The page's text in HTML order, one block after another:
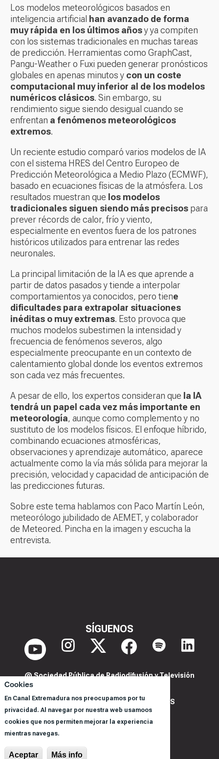
Cookies
En Canal Extremadura nos preocupamos por tu
privacidad. Al navegar por nuestra web usamoos
cookies que nos permiten mejorar la experiencia
mientras navegas.
Aceptar Más info
Los modelos meteorológicos basados en
inteligencia artificial han avanzado de forma
muy rápida en los últimos añosy ya compiten
con los sistemas tradicionales en muchas tareas
de predicción. Herramientas como GraphCast,
Pangu-Weather o Fuxi pueden generar pronósticos
globales en apenas minutos y con un coste
computacional muy inferior al de los modelos
numéricos clásicos. Sin embargo, su
rendimiento sigue siendo desigual cuando se
enfrentan a fenómenos meteorológicos
extremos.
Un reciente estudio comparó varios modelos de IA
con el sistema HRES del Centro Europeo de
Predicción Meteorológica a Medio Plazo (ECMWF),
basado en ecuaciones físicas de la atmósfera. Los
resultados muestran que los modelos
tradicionales siguen siendo más precisos para
prever récords de calor, frío y viento,
especialmente en eventos fuera de los patrones
históricos utilizados para entrenar las redes
neuronales.
La principal limitación de la IA es que aprende a
partir de datos pasados y tiende a interpolar
comportamientos ya conocidos, pero tiene
dificultades para extrapolar situaciones
inéditas o muy extremas. Esto provoca que
muchos modelos subestimen la intensidad y
frecuencia de fenómenos severos, algo
especialmente preocupante en un contexto de
calentamiento global donde los eventos extremos
son cada vez más frecuentes.
A pesar de ello, los expertos consideran que la IA
tendrá un papel cada vez más importante en
meteorología, aunque como complemento y no
sustituto de los modelos físicos. El enfoque híbrido,
combinando ecuaciones atmosféricas,
observaciones y aprendizaje automático, aparece
actualmente como la vía más sólida para mejorar la
precisión, velocidad y capacidad de anticipación de
las predicciones futuras.
Sobre este tema hablamos con Paco Martín León,
meteorólogo jubilidado de AEMET, y colaborador
de Meteored. Pincha en la imagen y escucha la
entrevista.
SÍGUENOS
@ Sociedad Pública de Radiodifusión y Televisión
POLITICA DE PRIVACIDAD Y COOKIES